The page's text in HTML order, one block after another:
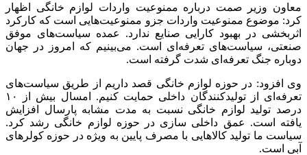
معاون وزیر صمت درباره ممنوعیت واردات لوازم خانگی اظهار
کرد: موضوع ممنوعیت واردات جزو ممنوعیت‌هایی است که کارکرد
اثربخشی در بهبود کارایی صنایع ندارد. عمده سیاست‌های موفق
صنعتی، سیاست‌های تعرفه‌ای است. می‌بینیم که امروز در جهان
دوباره جنگ تعرفه‌ای شدت گرفته است.
وی افزود: در حوزه لوازم خانگی قصد داریم از طریق سیاست‌های
تعرفه‌ای از تولیدکنندگان داخلی حمایت کنیم. امسال بیش از ۱۰
درصد تولید لوازم خانگی نسبت به مدت مشابه پارسال افزایش
یافته است. عمق داخلی سازی در حوزه لوازم خانگی رشد کرد.
سیاست ما تولید کالاهایی با مصرف پایین به ویژه در حوزه کولرهای
آبی است.